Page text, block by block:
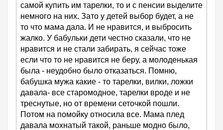
самой купить им тарелки, то и с пенсии выделите
немного на них. Зато у детей выбор будет, а не
то что мама дала. И не нравится, и выбросить
жалко. У бабульки дети честно сказали, что не
нравится и не стали забирать, я сейчас тоже
если что то не нравится не беру, а молоденькая
была - неудобно было отказаться. Помню,
бабушка мужа какие - то тарелки, вилки, ложки
давала- все старомодное, тарелки вроде и не
треснутые, но от времени сеточкой пошли.
Потом на помойку относила все. Мама плед
давала мохнатый такой, раньше модно было,